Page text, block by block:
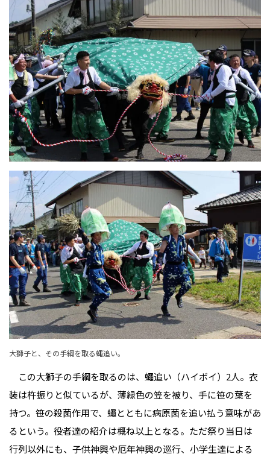
大獅子と、その手綱を取る蠅追い。
この大獅子の手綱を取るのは、蠅追い（ハイボイ）2人。衣
装は杵振りと似ているが、薄緑色の笠を被り、手に笹の葉を
持つ。笹の殺菌作用で、蠅とともに病原菌を追い払う意味があ
るという。役者達の紹介は概ね以上となる。ただ祭り当日は
行列以外にも、子供神輿や厄年神輿の巡行、小学生達による